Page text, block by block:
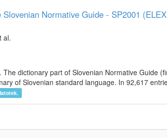
Normative Guide - SP2001
al.
The dictionary part of Slovenian Normative Guide
of Slovenian standard language. In 92,617